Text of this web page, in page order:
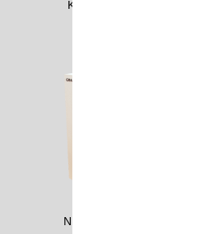
KALD0902
NEWW2303